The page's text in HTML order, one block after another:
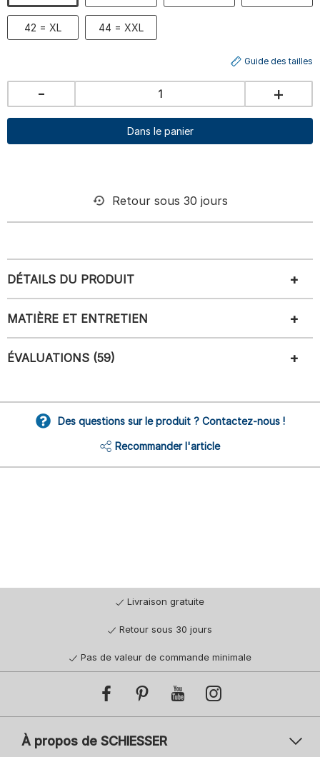
42 = XL 44 = XXL
Guide des tailles
- +
Dans le panier
Retour sous 30 jours
DÉTAILS DU PRODUIT
MATIÈRE ET ENTRETIEN
ÉVALUATIONS (59)
Des questions sur le produit ? Contactez-nous !
Recommander l'article
Livraison gratuite
Retour sous 30 jours
Pas de valeur de commande minimale
À propos de SCHIESSER